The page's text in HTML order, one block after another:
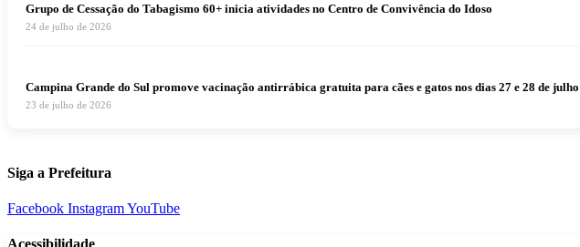
Grupo de Cessação do Tabagismo 60+ inicia atividades no Centro de Convivência do Idoso
24 de julho de 2026
Campina Grande do Sul promove vacinação antirrábica gratuita para cães e gatos nos dias 27 e 28 de julho
23 de julho de 2026
Siga a Prefeitura
Facebook InstagramYouTube